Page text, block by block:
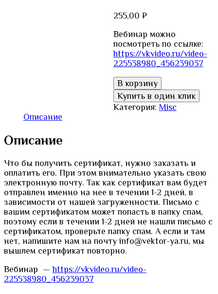
255,00 ₽
Вебинар можно
посмотреть по ссылке:
https://vkvideo.ru/video-
225538980_456239037
Количество
товара
Сертификат
за
тему:
«ФОП
ДО:
методы
и
приемы
работы
с
картинами»
В корзину
Купить в один клик
Категория: Misc
Описание
Описание
Что бы получить сертификат, нужно заказать и
оплатить его. При этом внимательно указать свою
электронную почту. Так как сертификат вам будет
отправлен именно на нее в течении 1-2 дней, в
зависимости от нашей загруженности. Письмо с
вашим сертификатом может попасть в папку спам,
поэтому если в течении 1-2 дней не нашли письмо с
сертификатом, проверьте папку спам. А если и там
нет, напишите нам на почту info@vektor-ya.ru, мы
вышлем сертификат повторно.
Вебинар —https://vkvideo.ru/video-
225538980_456239037